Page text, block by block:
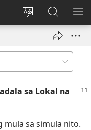
Baguhin
ng
Mag-
log
bubukas
window)
sa
JW.ORG
sa Lokal na
mula sa simula nito.